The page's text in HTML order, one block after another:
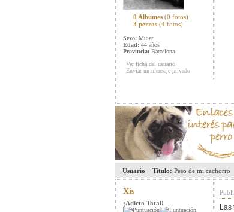
0 Albumes (0 fotos)
3 perros (4 fotos)
Sexo: Mujer
Edad: 44 años
Provincia: Barcelona
Ver ficha del usuario
Enviar un mensaje privado
Usuario Titulo: Peso de mi cachorro
Xis
¡Adicto Total!
Las